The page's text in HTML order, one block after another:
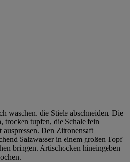
waschen, die Stiele abschneiden. Die
trocken tupfen, die Schale fein
auspressen. Den Zitronensaft
Salzwasser in einem großen Topf
bringen. Artischocken hineingeben